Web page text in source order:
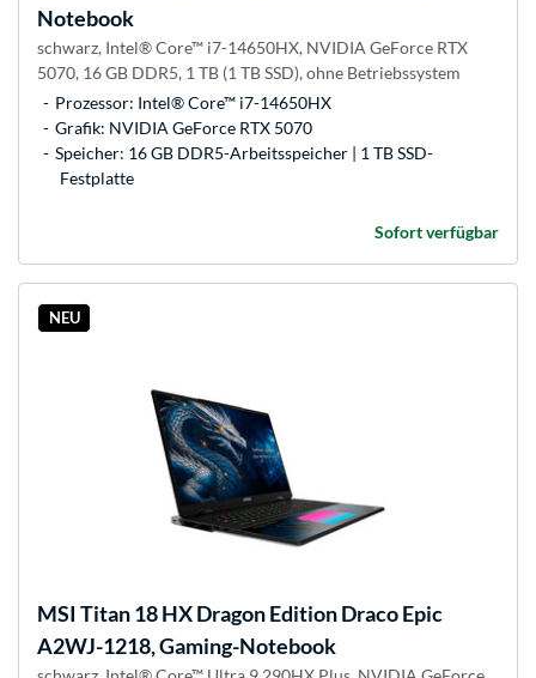
Notebook
schwarz, Intel® Core™ i7-14650HX, NVIDIA GeForce RTX
5070, 16 GB DDR5, 1 TB (1 TB SSD), ohne Betriebssystem
Prozessor: Intel® Core™ i7-14650HX
Grafik: NVIDIA GeForce RTX 5070
Speicher: 16 GB DDR5-Arbeitsspeicher | 1 TB SSD-
Festplatte
Sofort verfügbar
NEU
MSI Titan 18 HX Dragon Edition Draco Epic
A2WJ-1218, Gaming-Notebook